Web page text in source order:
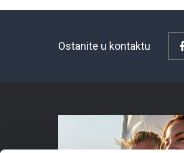
Ostanite u kontaktu